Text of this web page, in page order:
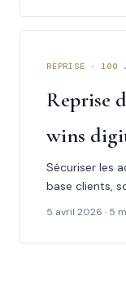
REPRISE · 100
Reprise
wins
Sécuriser les
base clients,
5 avril 2026 · 5